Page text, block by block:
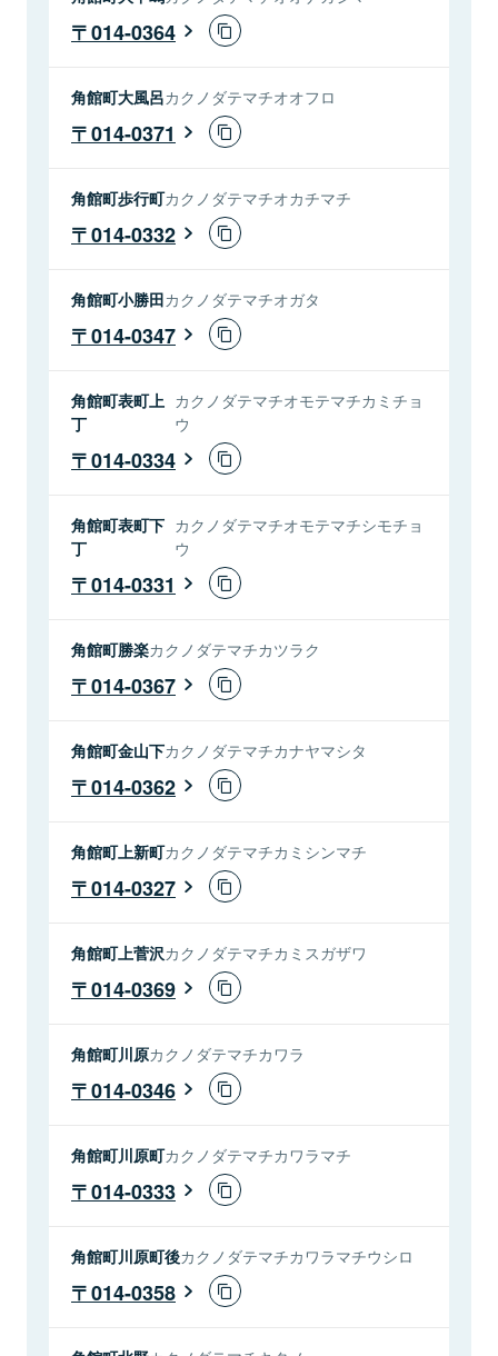
014-0364
角館町大風呂カクノダテマチオオフロ
014-0371
角館町歩行町カクノダテマチオカチマチ
014-0332
角館町小勝田カクノダテマチオガタ
014-0347
角館町表町上
丁
カクノダテマチオモテマチカミチョ
ウ
014-0334
角館町表町下
丁
カクノダテマチオモテマチシモチョ
ウ
014-0331
角館町勝楽カクノダテマチカツラク
014-0367
角館町金山下カクノダテマチカナヤマシタ
014-0362
角館町上新町カクノダテマチカミシンマチ
014-0327
角館町上菅沢カクノダテマチカミスガザワ
014-0369
角館町川原カクノダテマチカワラ
014-0346
角館町川原町カクノダテマチカワラマチ
014-0333
角館町川原町後カクノダテマチカワラマチウシロ
014-0358